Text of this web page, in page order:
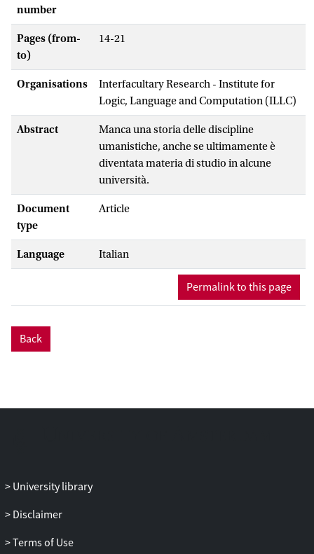
number
Pages (from-
to)
14-21
Organisations
Interfacultary Research - Institute for
Logic, Language and Computation (ILLC)
Abstract
Manca una storia delle discipline
umanistiche, anche se ultimamente è
diventata materia di studio in alcune
università.
Document
type
Article
Language Italian
Permalink to this page
Back
University library
Disclaimer
Terms of Use